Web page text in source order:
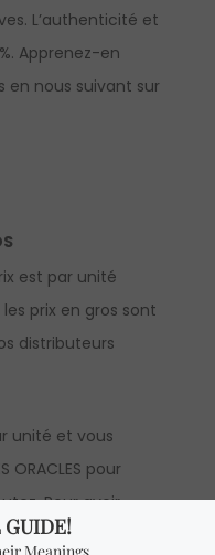
L’authenticité et
Apprenez-en
en nous suivant sur
est par unité
prix en gros sont
distributeurs
unité et vous
ORACLES pour
Pour avoir
faire une